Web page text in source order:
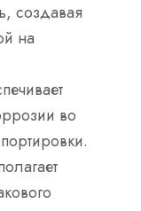
создавая
на
во